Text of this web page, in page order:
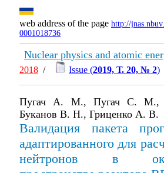
web address of the page http://
0001018736
Nuclear physics and atomic
2018 / Issue (2019, Т. 20, № 2)
Пугач А. М., Пугач С. М.,
Буканов В. Н., Гриценко А. В.
Валидация пакета
адаптированного для
нейтронов в